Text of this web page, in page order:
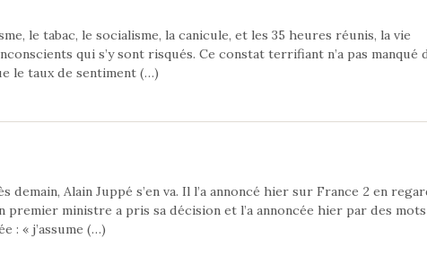
le tabac, le socialisme, la canicule, et les 35 heures réunis, la vie
qui s’y sont risqués. Ce constat terrifiant n’a pas manqué
le taux de sentiment (…)
Alain Juppé s’en va. Il l’a annoncé hier sur France 2 en
premier ministre a pris sa décision et l’a annoncée hier par des mots
: « j’assume (…)